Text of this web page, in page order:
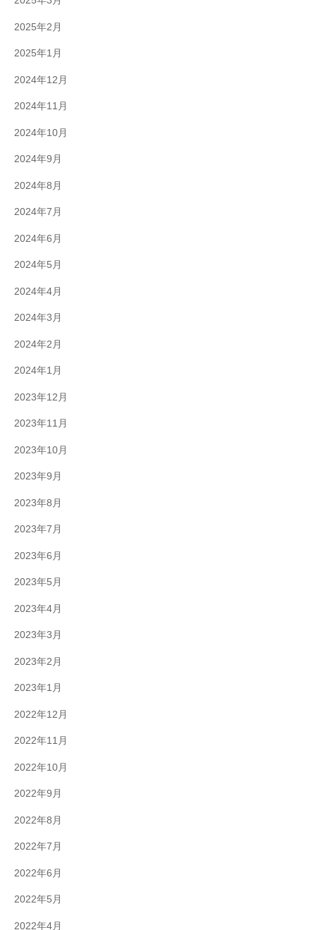
2025年2月
2025年1月
2024年12月
2024年11月
2024年10月
2024年9月
2024年8月
2024年7月
2024年6月
2024年5月
2024年4月
2024年3月
2024年2月
2024年1月
2023年12月
2023年11月
2023年10月
2023年9月
2023年8月
2023年7月
2023年6月
2023年5月
2023年4月
2023年3月
2023年2月
2023年1月
2022年12月
2022年11月
2022年10月
2022年9月
2022年8月
2022年7月
2022年6月
2022年5月
2022年4月